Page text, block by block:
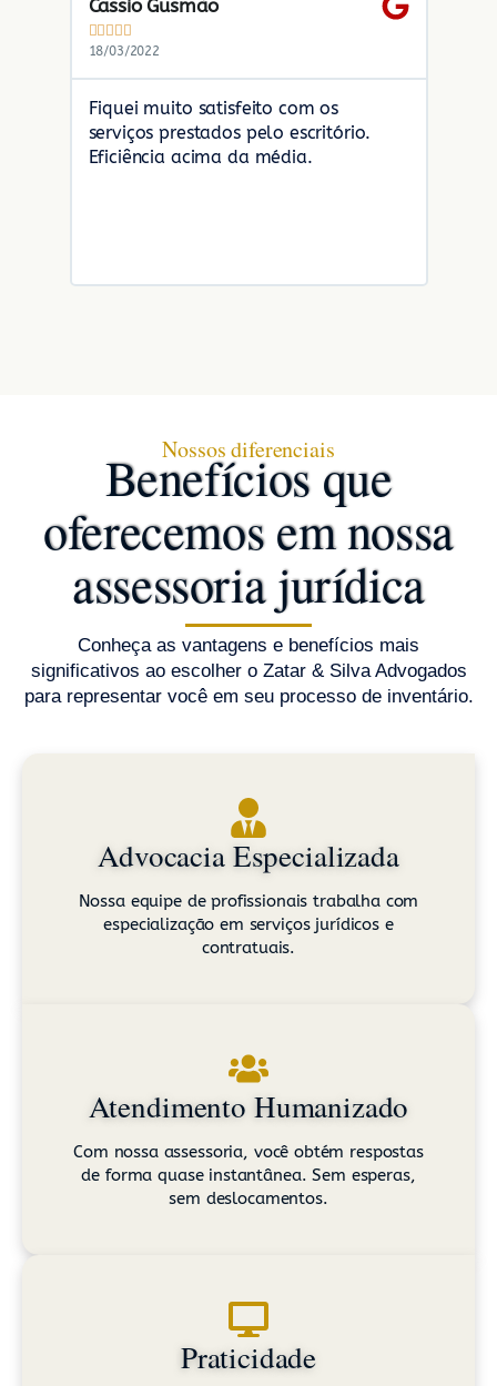
Cassio Gusmão
    
18/03/2022
Fiquei muito satisfeito com os
serviços prestados pelo escritório.
Eficiência acima da média.
Nossos diferenciais
Benefícios que
oferecemos em nossa
assessoria jurídica
Conheça as vantagens e benefícios mais
significativos ao escolher o Zatar & Silva Advogados
para representar você em seu processo de inventário.
Advocacia Especializada
Nossa equipe de profissionais trabalha com
especialização em serviços jurídicos e
contratuais.
Atendimento Humanizado
Com nossa assessoria, você obtém respostas
de forma quase instantânea. Sem esperas,
sem deslocamentos.
Praticidade